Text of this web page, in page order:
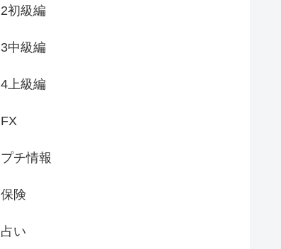
2初級編
3中級編
4上級編
FX
プチ情報
保険
占い